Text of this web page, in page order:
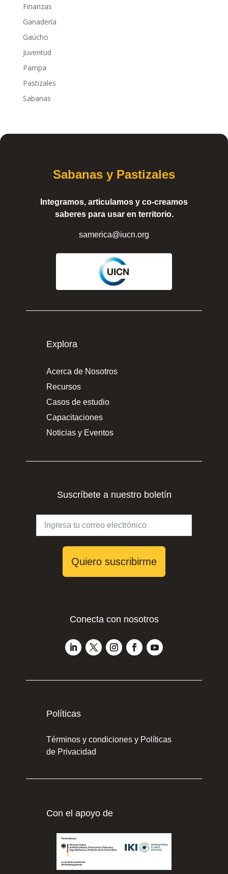
Finanzas
Ganadería
Gaúcho
Juventud
Pampa
Pastizales
Sabanas
Sabanas y Pastizales
Integramos, articulamos y co-creamos
saberes para usar en territorio.
samerica@iucn.org
Explora
Acerca de Nosotros
Recursos
Casos de estudio
Capacitaciones
Noticias y Eventos
Suscríbete a nuestro boletín
Quiero suscribirme
Conecta con nosotros
Políticas
Términos y condiciones y Políticas
de Privacidad
Con el apoyo de